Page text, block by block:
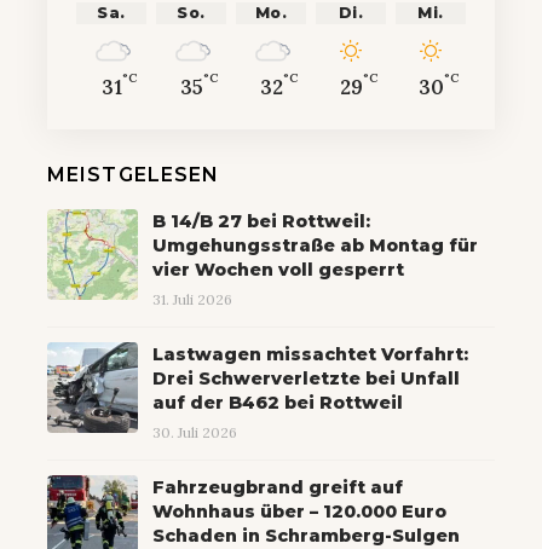
Sa.
31°C
So.
35°C
Mo.
32°C
Di.
29°C
Mi.
30°C
MEISTGELESEN
B 14/B 27 bei Rottweil:
Umgehungsstraße ab Montag für
vier Wochen voll gesperrt
31. Juli 2026
Lastwagen missachtet Vorfahrt:
Drei Schwerverletzte bei Unfall
auf der B462 bei Rottweil
30. Juli 2026
Fahrzeugbrand greift auf
Wohnhaus über – 120.000 Euro
Schaden in Schramberg-Sulgen